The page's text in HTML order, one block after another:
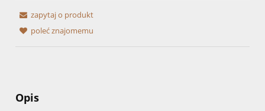
zapytaj o produkt
poleć znajomemu
Opis